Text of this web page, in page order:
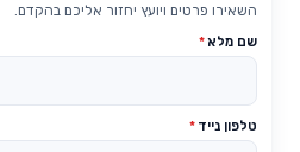
השאירו פרטים ויועץ יחזור אליכם בהקדם.
שם מלא*
טלפון נייד *